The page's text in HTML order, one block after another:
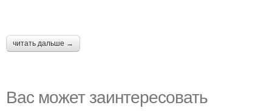
читать дальше →
Вас может заинтересовать